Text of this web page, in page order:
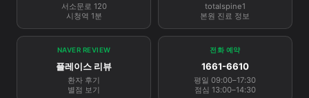
서소문로 120
시청역 1분
totalspine1
본원 진료 정보
NAVER REVIEW
플레이스 리뷰
환자 후기
별점 보기
전화 예약
1661-6610
평일 09:00–17:30
점심 13:00–14:30